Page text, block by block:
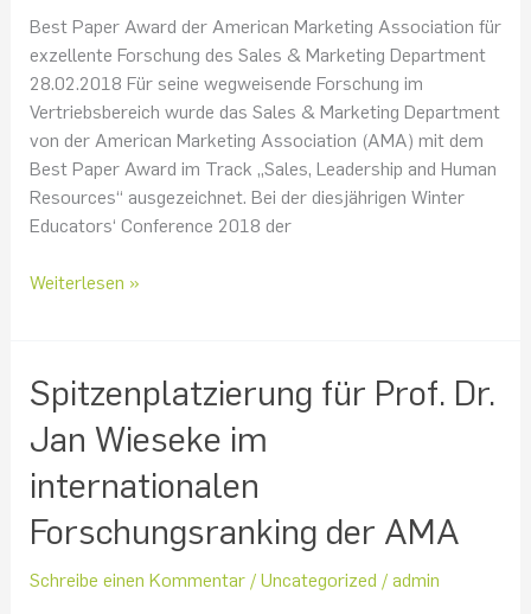
Best Paper Award der American Marketing Association für
exzellente Forschung des Sales & Marketing Department
28.02.2018 Für seine wegweisende Forschung im
Vertriebsbereich wurde das Sales & Marketing Department
von der American Marketing Association (AMA) mit dem
Best Paper Award im Track „Sales, Leadership and Human
Resources“ ausgezeichnet. Bei der diesjährigen Winter
Educators‘ Conference 2018 der
Weiterlesen »
Spitzenplatzierung für Prof. Dr.
Jan Wieseke im
internationalen
Forschungsranking der AMA
Schreibe einen Kommentar / Uncategorized / admin
Spitzenplatzierung
für
Prof.
Dr.
Jan
Wieseke
internationalen